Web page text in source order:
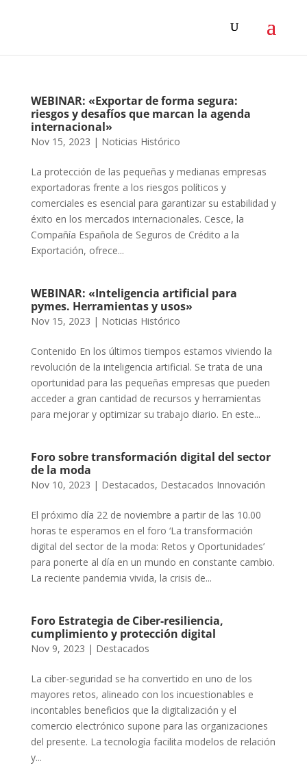
WEBINAR: «Exportar de forma segura:
riesgos y desafíos que marcan la agenda
internacional»
Nov 15, 2023 | Noticias Histórico
La protección de las pequeñas y medianas empresas
exportadoras frente a los riesgos políticos y
comerciales es esencial para garantizar su estabilidad y
éxito en los mercados internacionales. Cesce, la
Compañía Española de Seguros de Crédito a la
Exportación, ofrece...
WEBINAR: «Inteligencia artificial para
pymes. Herramientas y usos»
Nov 15, 2023 | Noticias Histórico
Contenido En los últimos tiempos estamos viviendo la
revolución de la inteligencia artificial. Se trata de una
oportunidad para las pequeñas empresas que pueden
acceder a gran cantidad de recursos y herramientas
para mejorar y optimizar su trabajo diario. En este...
Foro sobre transformación digital del sector
de la moda
Nov 10, 2023 | Destacados, Destacados Innovación
El próximo día 22 de noviembre a partir de las 10.00
horas te esperamos en el foro ‘La transformación
digital del sector de la moda: Retos y Oportunidades’
para ponerte al día en un mundo en constante cambio.
La reciente pandemia vivida, la crisis de...
Foro Estrategia de Ciber-resiliencia,
cumplimiento y protección digital
Nov 9, 2023 | Destacados
La ciber-seguridad se ha convertido en uno de los
mayores retos, alineado con los incuestionables e
incontables beneficios que la digitalización y el
comercio electrónico supone para las organizaciones
del presente. La tecnología facilita modelos de relación
y...